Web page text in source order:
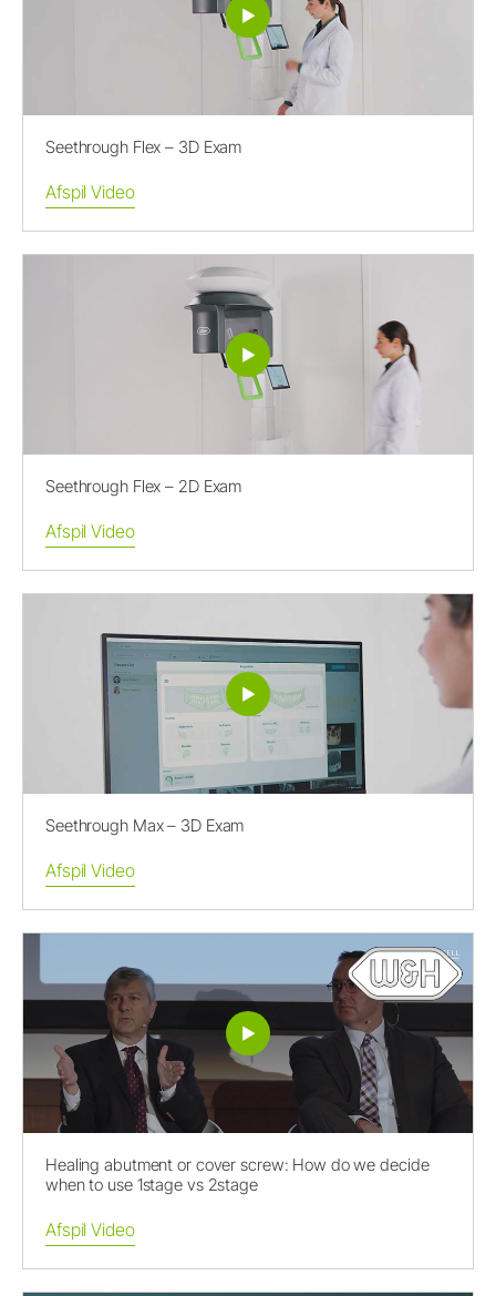
Seethrough Flex – 3D Exam
Afspil Video
Seethrough Flex – 2D Exam
Afspil Video
Seethrough Max – 3D Exam
Afspil Video
Healing abutment or cover screw: How do we decide
when to use 1stage vs 2stage
Afspil Video